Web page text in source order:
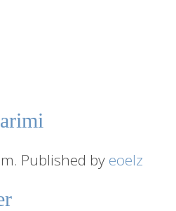
Published by eoelz